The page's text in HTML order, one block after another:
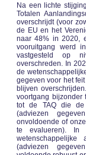
Na een lichte
Totalen
overschrijdt (voor
de EU en het
naar 48% in 2020,
vooruitgang werd
vastgesteld op
overschreden. In
de
gegeven voor het
blijven
voortgang bijzonder
tot de TAQ die de
(adviezen
onvoldoende of
te evalueren).
wetenschappelijke
(adviezen